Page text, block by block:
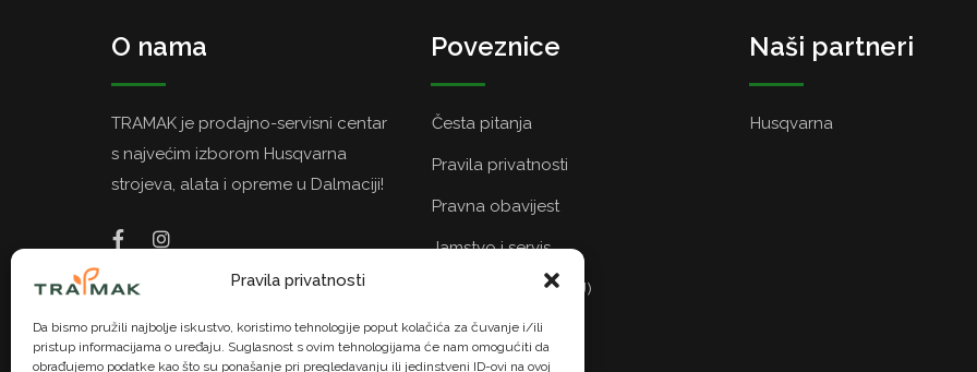
Pravila privatnosti
Da bismo pružili najbolje iskustvo, koristimo tehnologije poput kolačića za čuvanje i/ili
pristup informacijama o uređaju. Suglasnost s ovim tehnologijama će nam omogućiti da
obrađujemo podatke kao što su ponašanje pri pregledavanju ili jedinstveni ID-ovi na ovoj
O nama
TRAMAK je prodajno-servisni centar
s najvećim izborom Husqvarna
strojeva, alata i opreme u Dalmaciji!
Poveznice
Česta pitanja
Pravila privatnosti
Pravna obavijest
Jamstvo i servis
Politika kolačića (EU)
Naši partneri
Husqvarna